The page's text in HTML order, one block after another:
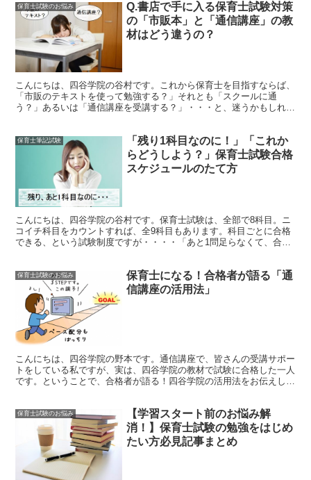
保育士試験のお悩み
Q.書店で手に入る保育士試験対策
の「市販本」と「通信講座」の教
材はどう違うの？
こんにちは、四谷学院の谷村です。これから保育士を目指すならば、
「市販のテキストを使って勉強する？」それとも「スクールに通
う？」あるいは「通信講座を受講する？」・・・と、迷うかもしれま
保育士筆記試験
「残り1科目なのに！」「これか
らどうしよう？」保育士試験合格
スケジュールのたて方
こんにちは、四谷学院の谷村です。保育士試験は、全部で8科目。ニ
コイチ科目をカウントすれば、全9科目もあります。科目ごとに合格
できる、という試験制度ですが・・・・「あと1問足らなくて、合格
保育士試験のお悩み
保育士になる！合格者が語る「通
信講座の活用法」
こんにちは、四谷学院の野本です。通信講座で、皆さんの受講サポー
トをしている私ですが、実は、四谷学院の教材で試験に合格した一人
です。ということで、合格者が語る！四谷学院の活用法をお伝えした
保育士試験のお悩み
【学習スタート前のお悩み解
消！】保育士試験の勉強をはじめ
たい方必見記事まとめ